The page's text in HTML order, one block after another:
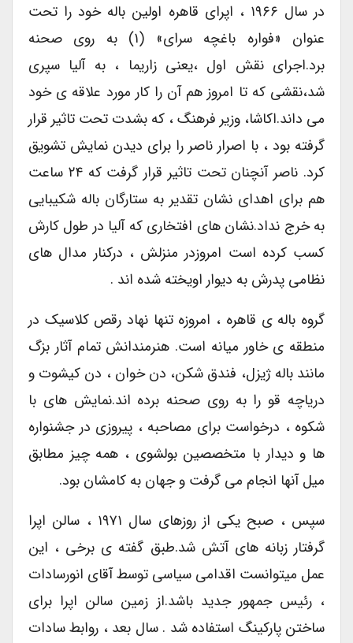
در سال ۱۹۶۶ ، اپرای قاهره اولین باله خود را تحت
عنوان «فواره باغچه سرای» (۱) به روی صحنه
برد.اجرای نقش اول ،یعنی زاریما ، به آلیا سپری
شد،نقشی که تا امروز هم آن را کار مورد علاقه ی خود
می داند.اکاشا، وزیر فرهنگ ، که بشدت تحت تاثیر قرار
گرفته بود ، با اصرار ناصر را برای دیدن نمایش تشویق
کرد. ناصر آنچنان تحت تاثیر قرار گرفت که ۲۴ ساعت
هم برای اهدای نشان تقدیر به ستارگان باله شکیبایی
به خرج نداد.نشان های افتخاری که آلیا در طول کارش
کسب کرده است امروزدر منزلش ، درکنار مدال های
نظامی پدرش به دیوار اویخته شده اند .
گروه باله ی قاهره ، امروزه تنها نهاد رقص کلاسیک در
منطقه ی خاور میانه است. هنرمندانش تمام آثار بزگ
مانند باله ژیزل، فندق شکن، دن خوان ، دن کیشوت و
دریاچه قو را به روی صحنه برده اند.نمایش های با
شکوه ، درخواست برای مصاحبه ، پیروزی در جشنواره
ها و دیدار با متخصصین بولشوی ، همه چیز مطابق
میل آنها انجام می گرفت و جهان به کامشان بود.
سپس ، صبح یکی از روزهای سال ۱۹۷۱ ، سالن اپرا
گرفتار زبانه های آتش شد.طبق گفته ی برخی ، این
عمل میتوانست اقدامی سیاسی توسط آقای انورسادات
، رئیس جمهور جدید باشد.از زمین سالن اپرا برای
ساختن پارکینگ استفاده شد . سال بعد ، روابط سادات